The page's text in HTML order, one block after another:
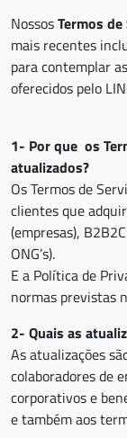
NossosTermos
mais recentes
para contemplar
oferecidos pelo
1- Por que os
atualizados?
Os Termos de
clientes que
(empresas),
ONG’s).
E a Política de
normas previstas
2- Quais as
As atualizações
colaboradores de
corporativos e
e também aos